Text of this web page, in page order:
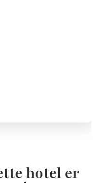
hotel er